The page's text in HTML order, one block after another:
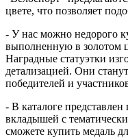
цвете, что позволяет
- У нас можно недорого
выполненную в золотом
Наградные статуэтки
детализацией. Они
победителей и
- В каталоге
вкладышей с
сможете купить медаль